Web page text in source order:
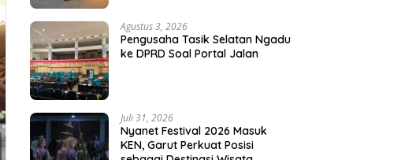
Agustus 3, 2026
Pengusaha Tasik Selatan Ngadu
ke DPRD Soal Portal Jalan
Juli 31, 2026
Nyanet Festival 2026 Masuk
KEN, Garut Perkuat Posisi